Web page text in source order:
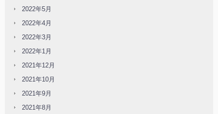
2022年5月
2022年4月
2022年3月
2022年1月
2021年12月
2021年10月
2021年9月
2021年8月